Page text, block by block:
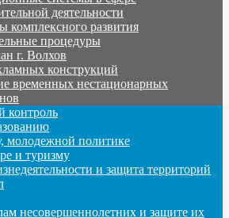
деятельности
комплексного развития
процедуры
г. Волхов
конструкций
временных нестационарных
контроль
молодежной политике
и туризму
и защита территорий
несовершеннолетних и защите их